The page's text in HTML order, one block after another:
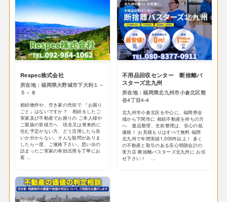
Respec株式会社
所在地：福岡県大野城市下大利１－
５－８
相続物件や、空き家の売却で 『お困り
ごと』はないですか？ 相続をしたご
実家及び不動産でお困りの ご本人様や
ご親族の皆様方へ 現在又は将来的に
住む予定がない方、どう活用したら良
いか分からない。そんな疑問がありま
したら一度、ご連絡下さい。思い出の
詰まったご実家の有効活用を丁寧にお
客 ...
不用品回収センター 断捨離バ
スターズ北九州
所在地：福岡県北九州市小倉北区熊
谷4丁目4-4
北九州市小倉北区を中心に、福岡県全
域から下関市に 相続不動産を持ちの方
へ 遺品整理、生前整理は、安心の低
価格！ お見積もりはすべて無料 福岡
北九州で年間実績1,000件以上！ 多く
の不動産と取引のある安心明朗会計の
実力店 断捨離バスターズ北九州に お任
せ下さい！ ...